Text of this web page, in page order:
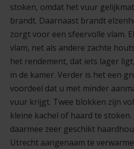
stoken, omdat het vuur
brandt. Daarnaast brandt
zorgt voor een sfeervolle vlam.
vlam, net als andere zachte
het rendement, dat iets lager
in de kamer. Verder is het een
voordeel dat u met minder
vuur krijgt. Twee blokken zijn
kleine kachel of haard te stoken.
daarmee zeer geschikt
Utrecht aangenaam te